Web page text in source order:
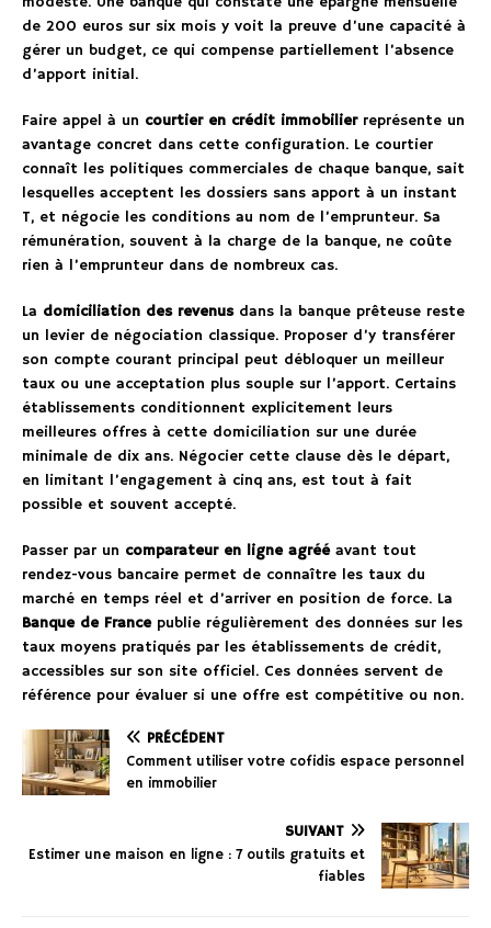
de 200 euros sur six mois y voit la preuve d’une capacité à
gérer un budget, ce qui compense partiellement l’absence
d’apport initial.
Faire appel à un courtier en crédit immobilierreprésente un
avantage concret dans cette configuration. Le courtier
connaît les politiques commerciales de chaque banque, sait
lesquelles acceptent les dossiers sans apport à un instant
T, et négocie les conditions au nom de l’emprunteur. Sa
rémunération, souvent à la charge de la banque, ne coûte
rien à l’emprunteur dans de nombreux cas.
La domiciliation des revenusdans la banque prêteuse reste
un levier de négociation classique. Proposer d’y transférer
son compte courant principal peut débloquer un meilleur
taux ou une acceptation plus souple sur l’apport. Certains
établissements conditionnent explicitement leurs
meilleures offres à cette domiciliation sur une durée
minimale de dix ans. Négocier cette clause dès le départ,
en limitant l’engagement à cinq ans, est tout à fait
possible et souvent accepté.
Passer par un comparateur en ligne agrééavant tout
rendez-vous bancaire permet de connaître les taux du
marché en temps réel et d’arriver en position de force. La
Banque de Francepublie régulièrement des données sur les
taux moyens pratiqués par les établissements de crédit,
accessibles sur son site officiel. Ces données servent de
référence pour évaluer si une offre est compétitive ou non.
PRÉCÉDENT
Comment utiliser votre cofidis espace personnel
en immobilier
SUIVANT
Estimer une maison en ligne : 7 outils gratuits et
fiables